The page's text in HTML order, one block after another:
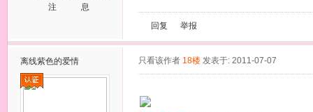
注
息
回复 举报
离线紫色的爱情 只看该作者 18楼 发表于: 2011-07-07